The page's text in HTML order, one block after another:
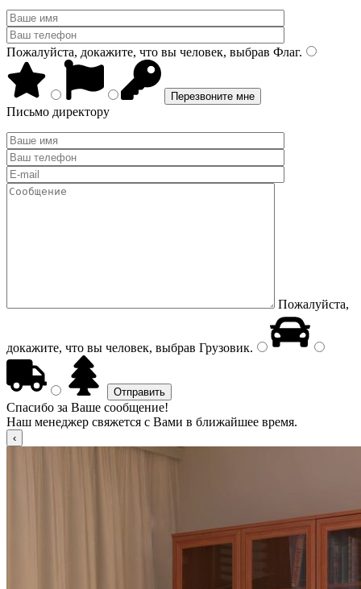
Пожалуйста, докажите, что вы человек, выбрав Флаг.
Письмо директору
Пожалуйста,
докажите, что вы человек, выбрав Грузовик.
Спасибо за Ваше сообщение!
Наш менеджер свяжется с Вами в ближайшее время.